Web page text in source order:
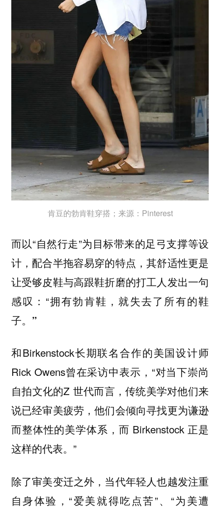
肯豆的勃肯鞋穿搭；来源：Pinterest
而以“自然行走”为目标带来的足弓支撑等设
计，配合半拖容易穿的特点，其舒适性更是
让受够皮鞋与高跟鞋折磨的打工人发出一句
感叹：“拥有勃肯鞋，就失去了所有的鞋
子。”
和Birkenstock长期联名合作的美国设计师
Rick Owens曾在采访中表示，“对当下崇尚
自拍文化的Z 世代而言，传统美学对他们来
说已经审美疲劳，他们会倾向寻找更为谦逊
而整体性的美学体系，而 Birkenstock 正是
这样的代表。”
除了审美变迁之外，当代年轻人也越发注重
自身体验，“爱美就得吃点苦”、“为美遭